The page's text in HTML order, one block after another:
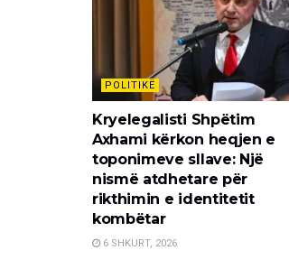
POLITIKË
Kryelegalisti Shpëtim
Axhami kërkon heqjen e
toponimeve sllave: Një
nismë atdhetare për
rikthimin e identitetit
kombëtar
6 SHKURT, 2026